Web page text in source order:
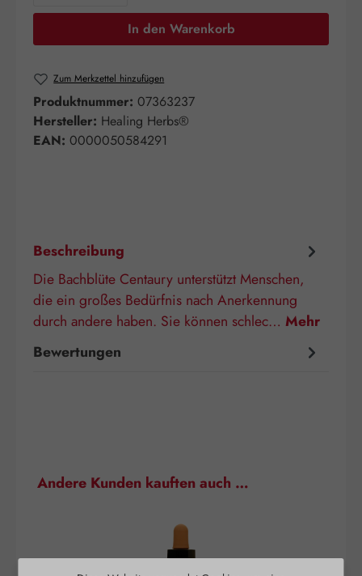
In den Warenkorb
Zum Merkzettel hinzufügen
Produktnummer: 07363237
Hersteller: Healing Herbs®
EAN: 0000050584291
Beschreibung
Die Bachblüte Centaury unterstützt Menschen,
die ein großes Bedürfnis nach Anerkennung
durch andere haben. Sie können schlec… Mehr
Bewertungen
Produktgalerie überspringen
Andere Kunden kauften auch …